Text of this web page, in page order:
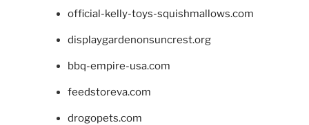
official-kelly-toys-squishmallows.com
displaygardenonsuncrest.org
bbq-empire-usa.com
feedstoreva.com
drogopets.com